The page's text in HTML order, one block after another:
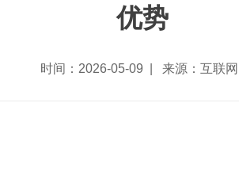
优势
时间：2026-05-09 | 来源：互联网